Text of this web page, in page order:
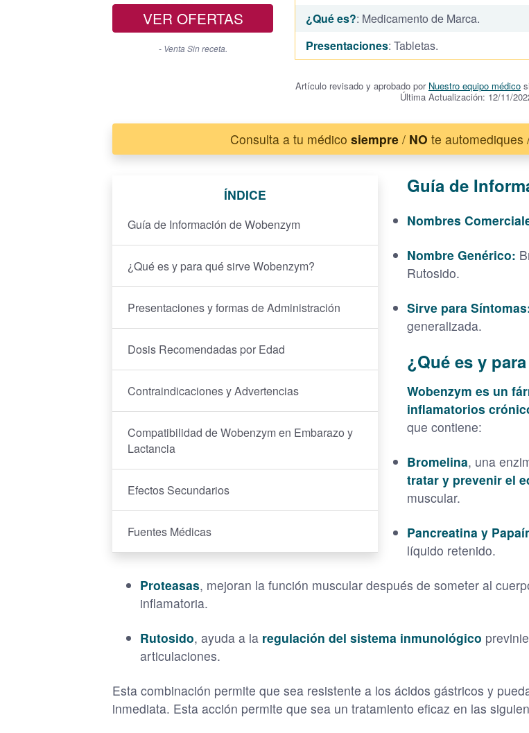
VER OFERTAS
- Venta Sin receta.
¿Qué es?: Medicamento de Marca.
Presentaciones: Tabletas.
Artículo revisado y aprobado por Nuestro equipo médico
Última Actualización: 12/11/
Consulta a tu médico siempre / NO te automediques
ÍNDICE
Guía de Información de Wobenzym
¿Qué es y para qué sirve Wobenzym?
Presentaciones y formas de Administración
Dosis Recomendadas por Edad
Contraindicaciones y Advertencias
Compatibilidad de Wobenzym en Embarazo y
Lactancia
Efectos Secundarios
Fuentes Médicas
Guía de
Nombres
Nombre Genérico:
Rutosido.
Sirve para
generalizada.
¿Qué es y
Wobenzym es un
inflamatorios
que contiene:
Bromelina, una
tratar y prevenir el
muscular.
Pancreatina y
líquido retenido.
Proteasas, mejoran la función muscular después de someter al
inflamatoria.
Rutosido, ayuda a la regulación del sistema inmunológico
articulaciones.
Esta combinación permite que sea resistente a los ácidos gástricos y
inmediata. Esta acción permite que sea un tratamiento eficaz en las